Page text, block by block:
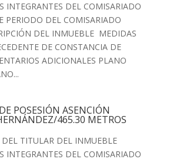
INTEGRANTES DEL COMISARIADO
PERIODO DEL COMISARIADO
DEL INMUEBLE MEDIDAS
DE CONSTANCIA DE
ADICIONALES PLANO
POSESIÓN ASENCIÓN
465.30 METROS
TITULAR DEL INMUEBLE
INTEGRANTES DEL COMISARIADO